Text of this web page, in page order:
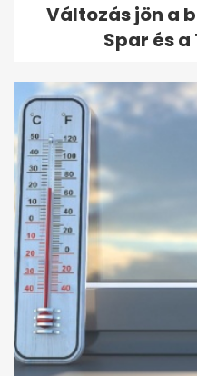
Változás jön a
Spar és a